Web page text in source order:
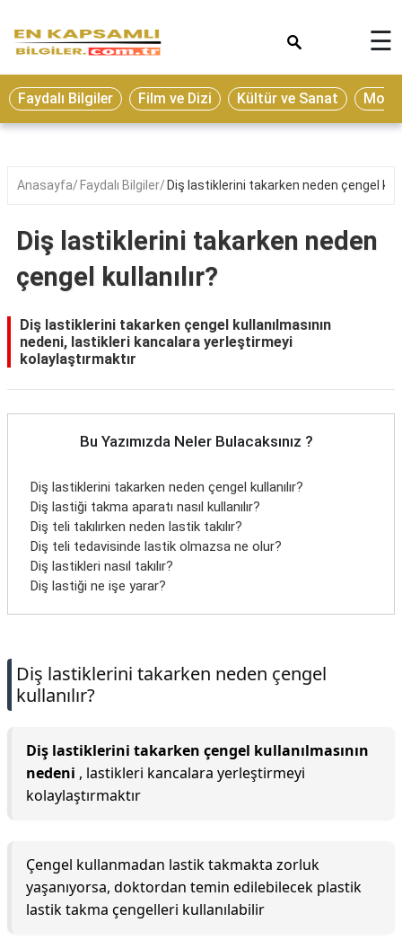
Eğitim
Ekonomi
Seyahat
Oyun
Yaşam
Hukuk
Blog
☰
Faydalı Bilgiler Film ve Dizi Kültür ve Sanat
Anasayfa Faydalı Bilgiler Diş lastiklerini takarken neden çengel
Diş lastiklerini takarken neden
çengel kullanılır?
Diş lastiklerini takarken çengel kullanılmasının
nedeni, lastikleri kancalara yerleştirmeyi
kolaylaştırmaktır
Bu Yazımızda Neler Bulacaksınız ?
Diş lastiklerini takarken neden çengel kullanılır?
Diş lastiği takma aparatı nasıl kullanılır?
Diş teli takılırken neden lastik takılır?
Diş teli tedavisinde lastik olmazsa ne olur?
Diş lastikleri nasıl takılır?
Diş lastiği ne işe yarar?
Diş lastiklerini takarken neden çengel
kullanılır?
Diş lastiklerini takarken çengel kullanılmasının
nedeni , lastikleri kancalara yerleştirmeyi
kolaylaştırmaktır
Çengel kullanmadan lastik takmakta zorluk
yaşanıyorsa, doktordan temin edilebilecek plastik
lastik takma çengelleri kullanılabilir